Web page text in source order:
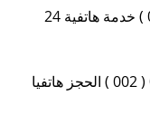
هاتف 01000412135 ( 002 ) الحجز هاتفيا